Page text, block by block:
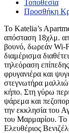
Τοποθεσία
Προσθήκη
Το Katelia’s
απόσταση 18χλμ.
βουνό, δωρεάν Wi-
διαμέρισμα
τηλεόραση
φρυγανιέρα και
στεγνωτήρα
κήπο. Στη γύρω
ψάρεμα και
την εκκλησία του
του Μαρμαρίου. Το
Ελευθέριος